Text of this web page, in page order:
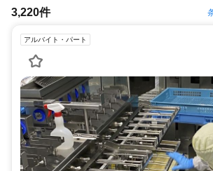
3,220件
アルバイト・パート